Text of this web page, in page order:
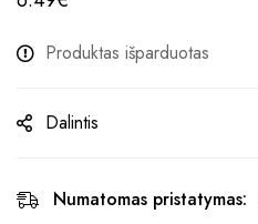
Produktas išparduotas
Dalintis
Numatomas pristatymas: